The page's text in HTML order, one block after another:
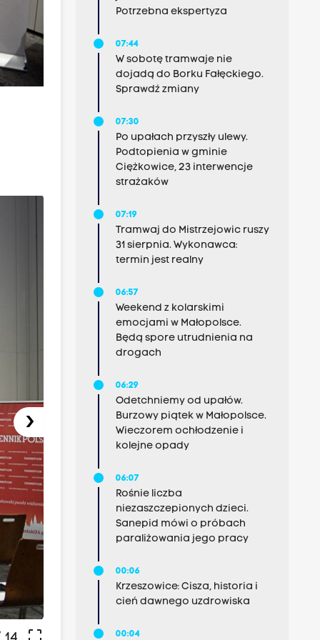
›
crop_free
Potrzebna ekspertyza
07:44
W sobotę tramwaje nie
dojadą do Borku Fałęckiego.
Sprawdź zmiany
07:30
Po upałach przyszły ulewy.
Podtopienia w gminie
Ciężkowice, 23 interwencje
strażaków
07:19
Tramwaj do Mistrzejowic ruszy
31 sierpnia. Wykonawca:
termin jest realny
06:57
Weekend z kolarskimi
emocjami w Małopolsce.
Będą spore utrudnienia na
drogach
06:29
Odetchniemy od upałów.
Burzowy piątek w Małopolsce.
Wieczorem ochłodzenie i
kolejne opady
06:07
Rośnie liczba
niezaszczepionych dzieci.
Sanepid mówi o próbach
paraliżowania jego pracy
00:06
Krzeszowice: Cisza, historia i
cień dawnego uzdrowiska
00:04